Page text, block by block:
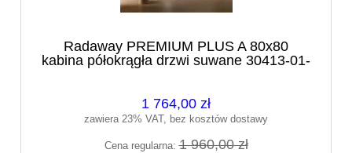
Radaway PREMIUM PLUS A 80x80
kabina półokrągła drzwi suwane 30413-01-
1 764,00 zł
zawiera 23% VAT, bez kosztów dostawy
Cena regularna:1 960,00 zł